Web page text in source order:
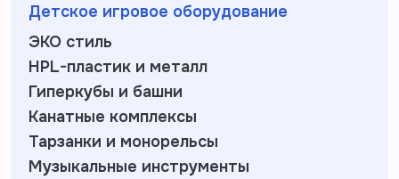
Детское игровое оборудование
ЭКО стиль
HPL-пластик и металл
Гиперкубы и башни
Канатные комплексы
Тарзанки и монорельсы
Музыкальные инструменты